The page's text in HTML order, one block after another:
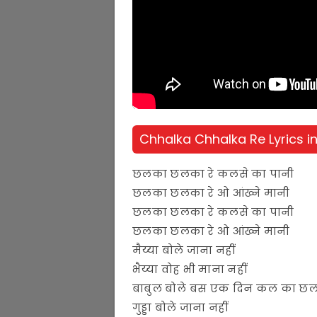
Chhalka Chhalka Re Lyrics
छलका छलका रे कलसे का पानी
छलका छलका रे ओ आंख्ने मानी
छलका छलका रे कलसे का पानी
छलका छलका रे ओ आंख्ने मानी
मैय्या बोले जाना नहीं
भैय्या वोह भी माना नहीं
बाबुल बोले बस एक दिन कल का
गुड्डा बोले जाना नहीं